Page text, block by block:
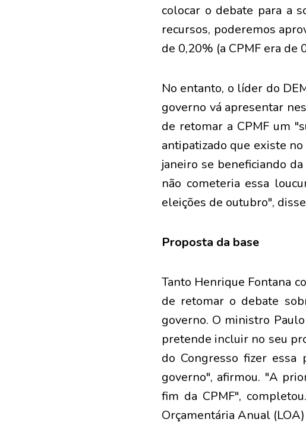
colocar o debate para a
recursos, poderemos
de 0,20% (a CPMF era de
No entanto, o líder do
governo vá apresentar
de retomar a CPMF um
antipatizado que existe
janeiro se beneficiando
não cometeria essa
eleições de outubro",
Proposta da base
Tanto Henrique Fontana
de retomar o debate
governo. O ministro
pretende incluir no seu
do Congresso fizer essa
governo", afirmou. "A
fim da CPMF",
Orçamentária Anual